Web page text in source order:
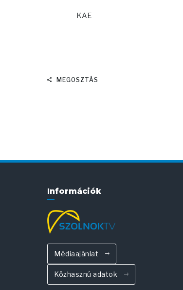
KAE
MEGOSZTÁS
Információk
Médiaajánlat
Közhasznú adatok